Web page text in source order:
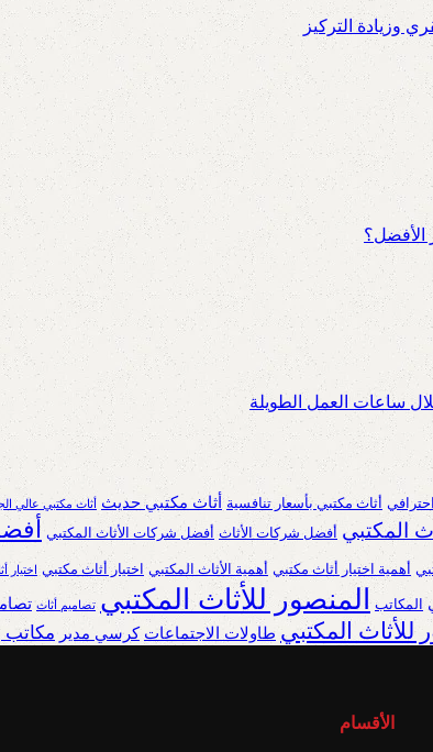
وزيادة التركيز
الأفضل؟
ساعات العمل الطويلة
أثاث مكتبي بأسعار تنافسية أثاث مكتبي حديث أثاث مكتبي عالي
المكتبي أفضل شركات الأثاث أفضل شركات الأثاث المكتبي
أهمية اختيار أثاث مكتبي أهمية الأثاث المكتبي اختيار أثاث مكتبي اختيار
المكاتب المنصور للأثاث المكتبي تصاميم أثاث
المكتبي طاولات الاجتماعات كرسي مدير مكاتب
الأقسام